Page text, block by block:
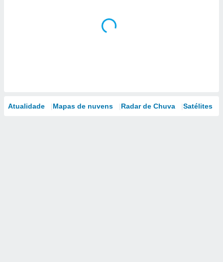
Atualidade Mapas de nuvens Radar de Chuva Satélites